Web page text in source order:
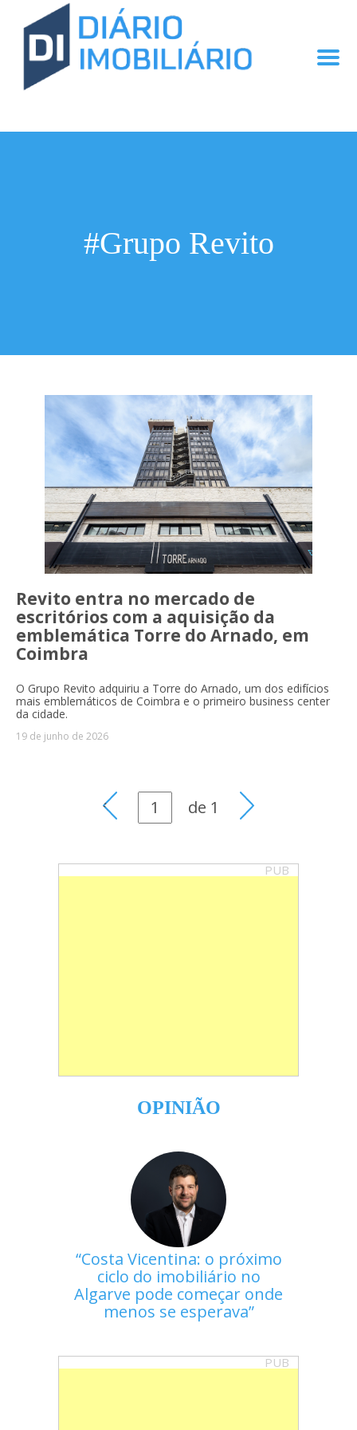
#Grupo Revito
Revito entra no mercado de
escritórios com a aquisição da
emblemática Torre do Arnado, em
Coimbra
O Grupo Revito adquiriu a Torre do Arnado, um dos edifícios
mais emblemáticos de Coimbra e o primeiro business center
da cidade.
19 de junho de 2026
de 1
PUB
OPINIÃO
Costa Vicentina: o próximo
ciclo do imobiliário no
Algarve pode começar onde
menos se esperava
PUB